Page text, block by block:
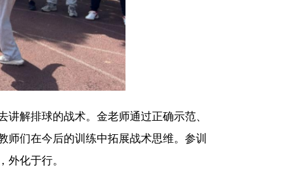
解排球的战术。金老师通过正确示范、
们在今后的训练中拓展战术思维。参训
化于行。